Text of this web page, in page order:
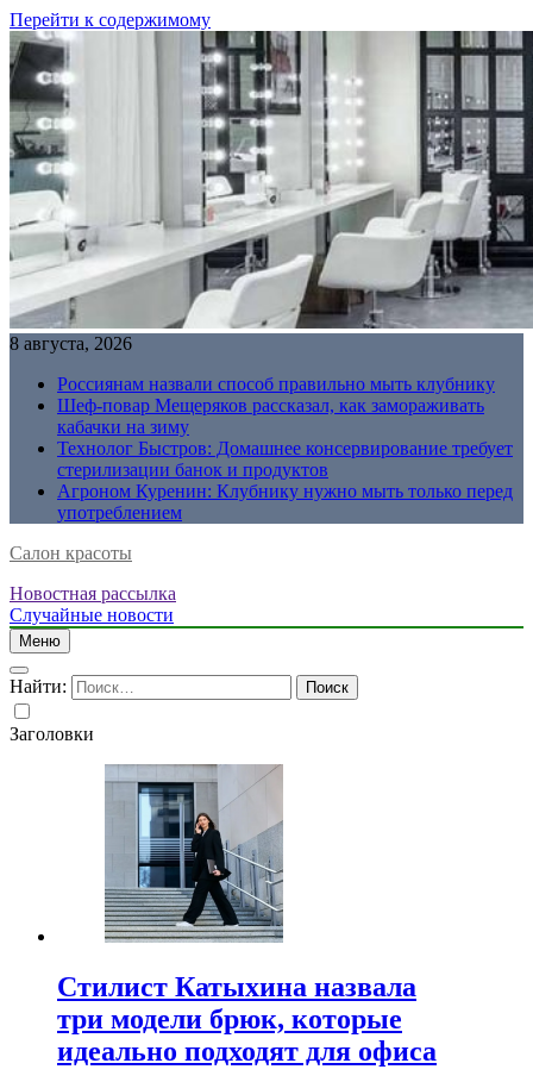
Перейти к содержимому
8 августа, 2026
Россиянам назвали способ правильно мыть клубнику
Шеф-повар Мещеряков рассказал, как замораживать
кабачки на зиму
Технолог Быстров: Домашнее консервирование требует
стерилизации банок и продуктов
Агроном Куренин: Клубнику нужно мыть только перед
употреблением
Салон красоты
Новостная рассылка
Случайные новости
Меню
Найти:
Заголовки
Стилист Катыхина назвала
три модели брюк, которые
идеально подходят для офиса